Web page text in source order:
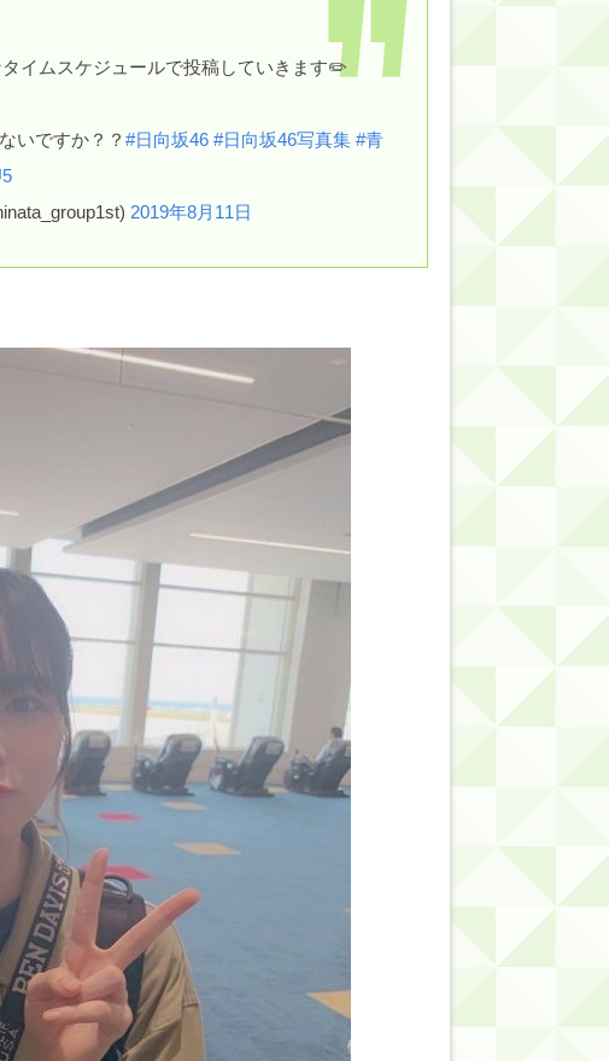
官能的だよな？
イムスケジュールで投稿していきます✏️
いですか？？ #日向坂46 #日向坂46写真集 #青
2019年8月11日